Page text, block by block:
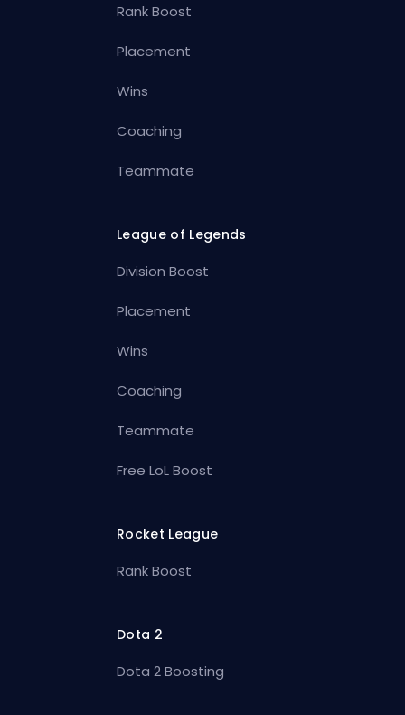
Rank Boost
Placement
Wins
Coaching
Teammate
League of Legends
Division Boost
Placement
Wins
Coaching
Teammate
Free LoL Boost
Rocket League
Rank Boost
Dota 2
Dota 2 Boosting